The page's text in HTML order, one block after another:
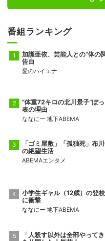
番組ランキング
加護亜依、芸能人との“体の
告白
愛のハイエナ
“体重72キロの北川景子”ぽ
表の理由
ななにー 地下ABEMA
「ゴミ屋敷」「孤独死」布
の絶望生活
ABEMAエンタメ
小学生ギャル（12歳）の登
に衝撃
ななにー 地下ABEMA
「人殺す以外は全部やって